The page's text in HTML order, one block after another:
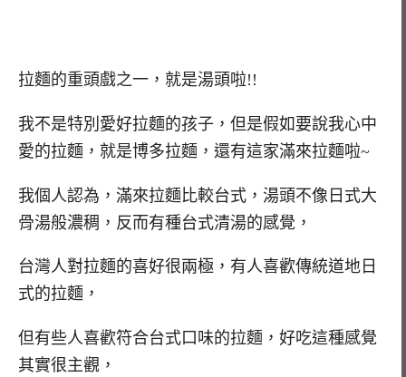
拉麵的重頭戲之一，就是湯頭啦!!
我不是特別愛好拉麵的孩子，但是假如要說我心中
愛的拉麵，就是博多拉麵，還有這家滿來拉麵啦~
我個人認為，滿來拉麵比較台式，湯頭不像日式大
骨湯般濃稠，反而有種台式清湯的感覺，
台灣人對拉麵的喜好很兩極，有人喜歡傳統道地日
式的拉麵，
但有些人喜歡符合台式口味的拉麵，好吃這種感覺
其實很主觀，